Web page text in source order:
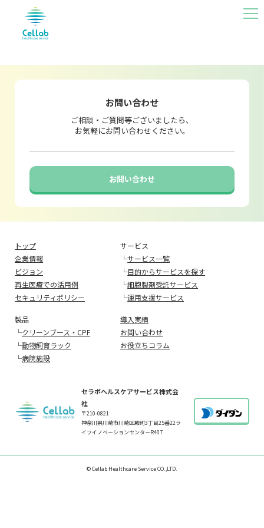
MEN
お問い合わせ
ご相談・ご質問等ございましたら、
お気軽にお問い合わせください。
お問い合わせ
トップ
企業情報
ビジョン
再生医療での活用例
セキュリティポリシー
サービス
└サービス一覧
└目的からサービスを探す
└細胞製剤受託サービス
└運用支援サービス
製品
└クリーンブース・CPF
└動物飼育ラック
└病院施設
導入実績
お問い合わせ
お役立ちコラム
セラボヘルスケアサービス株式会
社
〒210-0821
神奈川県川崎市川崎区殿町3丁目25番22ラ
イフイノベーションセンターR407
© Cellab Healthcare Service CO.,LTD.